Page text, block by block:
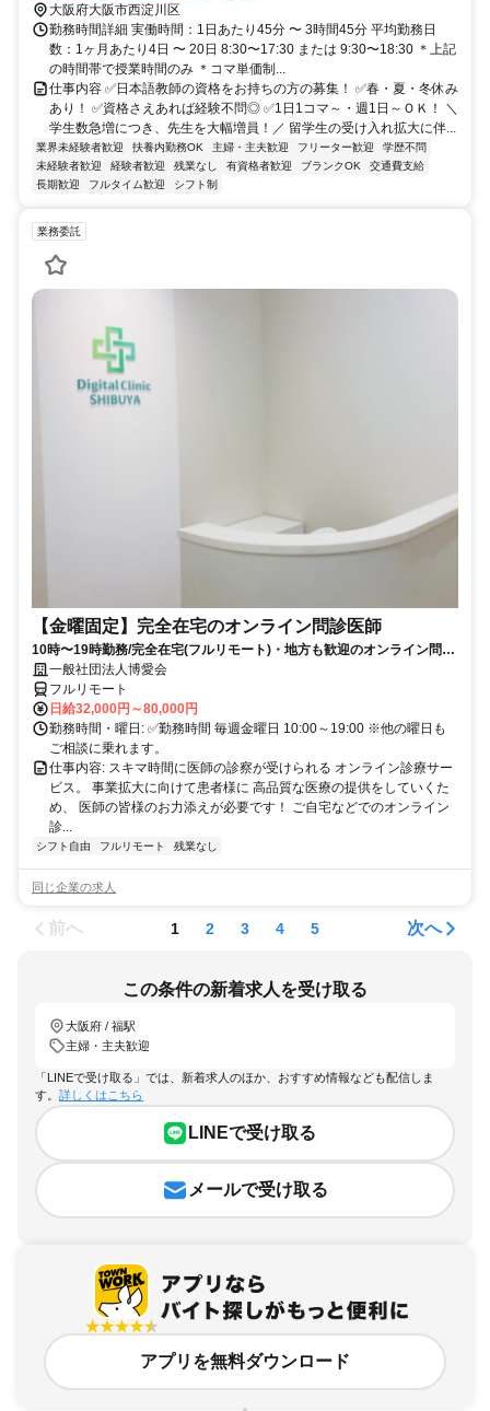
大阪府大阪市西淀川区
勤務時間詳細 実働時間：1日あたり45分 〜 3時間45分 平均勤務日
数：1ヶ月あたり4日 〜 20日 8:30〜17:30 または 9:30〜18:30 ＊上記
の時間帯で授業時間のみ ＊コマ単価制...
仕事内容 ✅日本語教師の資格をお持ちの方の募集！ ✅春・夏・冬休み
あり！ ✅資格さえあれば経験不問◎ ✅1日1コマ～・週1日～ＯＫ！ ＼
学生数急増につき、先生を大幅増員！／ 留学生の受け入れ拡大に伴...
業界未経験者歓迎 扶養内勤務OK 主婦・主夫歓迎 フリーター歓迎
学歴不問
未経験者歓迎
経験者歓迎 残業なし 有資格者歓迎 ブランクOK
交通費支給
長期歓迎
フルタイム歓迎 シフト制
業務委託
【金曜固定】完全在宅のオンライン問診医師
10時〜19時勤務/完全在宅(フルリモート)・地方も歓迎のオンライン問診
業務一般社団法人博愛会
フルリモート
日給32,000円～80,000円
勤務時間・曜日: ✅勤務時間 毎週金曜日 10:00～19:00 ※他の曜日も
ご相談に乗れます。
仕事内容: スキマ時間に医師の診察が受けられる オンライン診療サー
ビス。 事業拡大に向けて患者様に 高品質な医療の提供をしていくた
め、 医師の皆様のお力添えが必要です！ ご自宅などでのオンライン
診...
シフト自由 フルリモート 残業なし
同じ企業の求人
前へ 1 2 3 4 5 次へ
この条件の新着求人を受け取る
大阪府 / 福駅
主婦・主夫歓迎
「LINEで受け取る」では、新着求人のほか、おすすめ情報なども配信しま
す。 詳しくはこちら
LINEで受け取る
メールで受け取る
アプリを無料ダウンロード